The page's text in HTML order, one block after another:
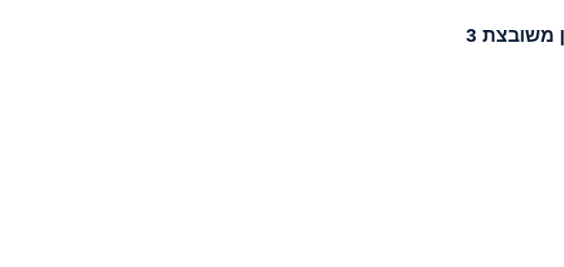
טבעת מזהב לבן משובצת 3